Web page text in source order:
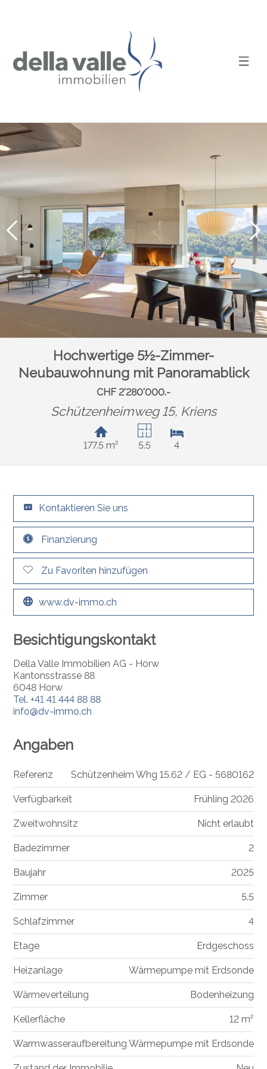
Hochwertige 5½-Zimmer-
Neubauwohnung mit Panoramablick
CHF 2'280'000.-
Schützenheimweg 15, Kriens
177.5 m² 5.5 4
Kontaktieren Sie uns
Finanzierung
Zu Favoriten hinzufügen
www.dv-immo.ch
Besichtigungskontakt
Della Valle Immobilien AG - Horw
Kantonsstrasse 88
6048 Horw
Tel. +41 41 444 88 88
info@dv-immo.ch
Angaben
Referenz Schützenheim Whg 15.62 / EG - 5680162
Verfügbarkeit Frühling 2026
Zweitwohnsitz Nicht erlaubt
Badezimmer 2
Baujahr 2025
Zimmer 5.5
Schlafzimmer 4
Etage Erdgeschoss
Heizanlage Wärmepumpe mit Erdsonde
Wärmeverteilung Bodenheizung
Kellerfläche 12 m²
Warmwasseraufbereitung Wärmepumpe mit Erdsonde